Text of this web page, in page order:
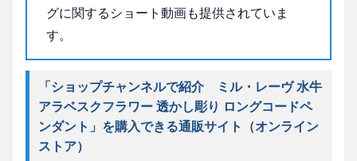
グに関するショート動画も提供されていま
す。
「ショップチャンネルで紹介 ミル・レーヴ 水牛
アラベスクフラワー 透かし彫り ロングコードペ
ンダント」を購入できる通販サイト（オンライン
ストア）